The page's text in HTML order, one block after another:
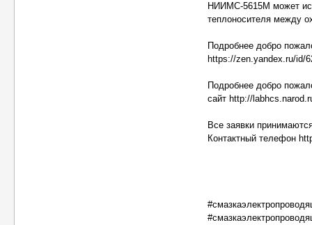
НИИМС-5615М может
теплоносителя между
Подробнее добро
https://zen.yandex.ru/id/
Подробнее добро
сайт http://
Все заявки
Контактный телефон